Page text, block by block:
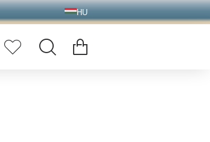
HU